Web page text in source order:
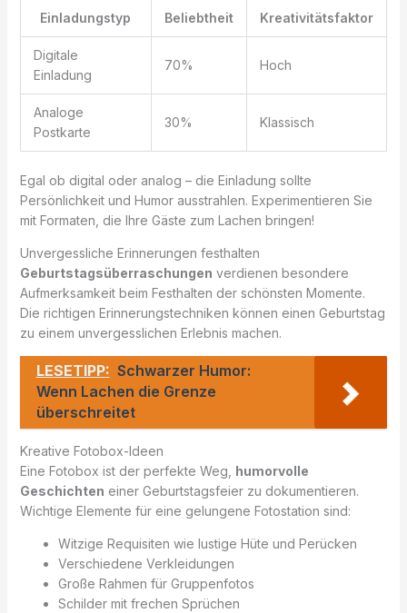
Einladungstyp Beliebtheit Kreativitätsfaktor
Digitale
Einladung
70% Hoch
Analoge
Postkarte
30% Klassisch
Egal ob digital oder analog – die Einladung sollte
Persönlichkeit und Humor ausstrahlen. Experimentieren Sie
mit Formaten, die Ihre Gäste zum Lachen bringen!
Unvergessliche Erinnerungen festhalten
Geburtstagsüberraschungen verdienen besondere
Aufmerksamkeit beim Festhalten der schönsten Momente.
Die richtigen Erinnerungstechniken können einen Geburtstag
zu einem unvergesslichen Erlebnis machen.
LESETIPP: Schwarzer Humor:
Wenn Lachen die Grenze
überschreitet
Kreative Fotobox-Ideen
Eine Fotobox ist der perfekte Weg, humorvolle
Geschichten einer Geburtstagsfeier zu dokumentieren.
Wichtige Elemente für eine gelungene Fotostation sind:
Witzige Requisiten wie lustige Hüte und Perücken
Verschiedene Verkleidungen
Große Rahmen für Gruppenfotos
Schilder mit frechen Sprüchen